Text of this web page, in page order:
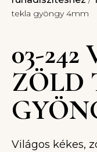
tekla gyöngy 4mm
03-242
ZÖLD
Világos kékes,